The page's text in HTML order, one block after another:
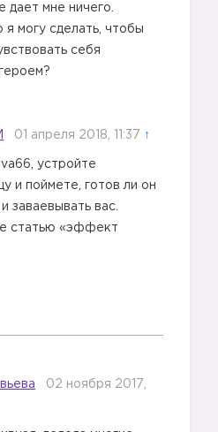
дает мне ничего.
могу сделать, чтобы
себя
01 апреля 2018, 11:37 ↑
устройте
и поймете, готов ли он
заваевывать вас.
статью «эффект
02 ноября 2017,